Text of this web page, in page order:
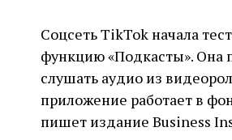
Соцсеть TikTok начала
функцию «Подкасты». Она
слушать аудио из
приложение работает в
пишет издание Business